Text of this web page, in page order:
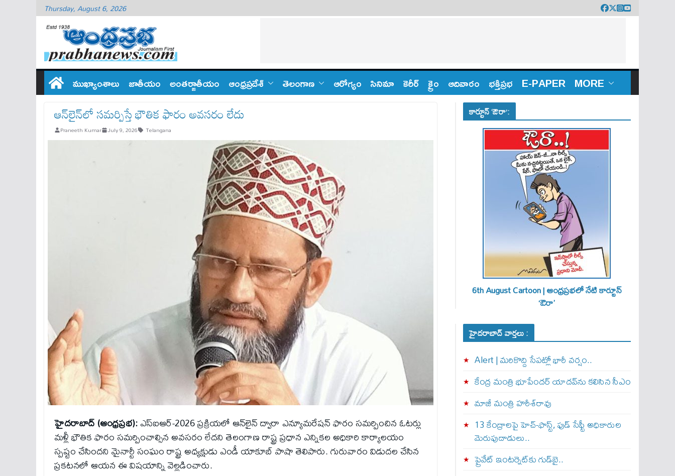
Thursday, August 6, 2026
ముఖ్యాంశాలు జాతీయం అంతర్జాతీయం ఆంధ్ర‌ప్ర‌దేశ్ తెలంగాణ‌ ఆరోగ్యం సినిమా కెరీర్ క్రైం ఆదివారం భక్తిప్రభ E-PAPER MORE
ఆన్‌లైన్‌లో సమర్పిస్తే భౌతిక ఫారం అవసరం లేదు
Praneeth Kumar July 9, 2026 Telangana
హైదరాబాద్ (ఆంధ్రప్రభ):ఎస్‌ఐఆర్-2026 ప్రక్రియలో ఆన్‌లైన్ ద్వారా ఎన్యూమరేషన్ ఫారం సమర్పించిన ఓటర్లు
మళ్లీ భౌతిక ఫారం సమర్పించాల్సిన అవసరం లేదని తెలంగాణ రాష్ట్ర ప్రధాన ఎన్నికల అధికారి కార్యాలయం
స్పష్టం చేసిందని మైనార్టీ సంఘం రాష్ట్ర అధ్యక్షుడు ఎండీ యాకూబ్ పాషా తెలిపారు. గురువారం విడుదల చేసిన
ప్రకటనలో ఆయన ఈ విషయాన్ని వెల్లడించారు.
కార్టూన్ ‘ఔరా’:
6th August Cartoon | ఆంధ్రప్రభలో నేటి కార్టూన్
‘ఔరా’
హైదరాబాద్ వార్తలు :
Alert | మ‌రికొద్ది సేప‌ట్లో భారీ వ‌ర్షం..
కేంద్ర మంత్రి భూపేందర్ యాదవ్‌ను కలిసిన సీఎం
మాజీ మంత్రి హరీశ్‌రావు
13 కేంద్రాలపై హెచ్-ఫాస్ట్, ఫుడ్ సేఫ్టీ అధికారుల
మెరుపుదాడులు..
ప్రైవేట్‌ ఇంటర్నెట్‌కు గుడ్‌బై..